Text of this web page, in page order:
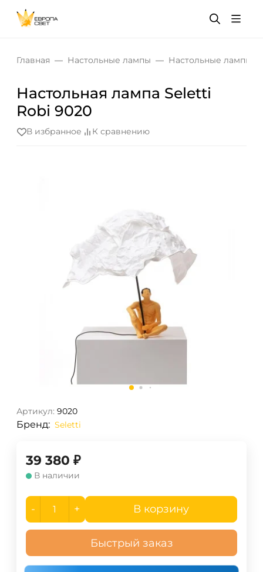
Главная Настольные лампы Настольные лампы
Настольная лампа Seletti
Robi 9020
В избранное К сравнению
Артикул: 9020
Бренд: Seletti
39 380 ₽
В наличии
- + В корзину
Быстрый заказ